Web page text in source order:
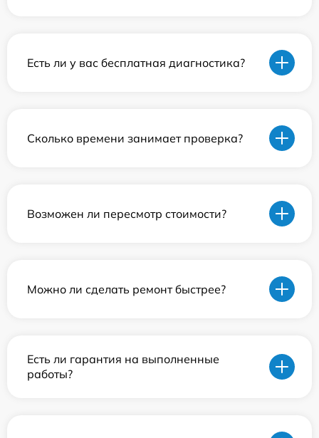
Есть ли у вас бесплатная диагностика?
Сколько времени занимает проверка?
Возможен ли пересмотр стоимости?
Можно ли сделать ремонт быстрее?
Есть ли гарантия на выполненные
работы?